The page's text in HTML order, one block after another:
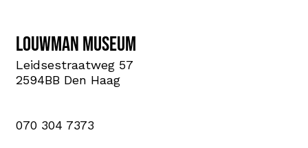
Louwman Museum
Leidsestraatweg 57
2594BB Den Haag
070 304 7373